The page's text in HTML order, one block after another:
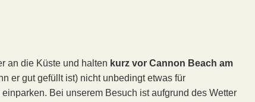
an die Küste und halten kurz vor Cannon Beach am
er gut gefüllt ist) nicht unbedingt etwas für
Bei unserem Besuch ist aufgrund des Wetter